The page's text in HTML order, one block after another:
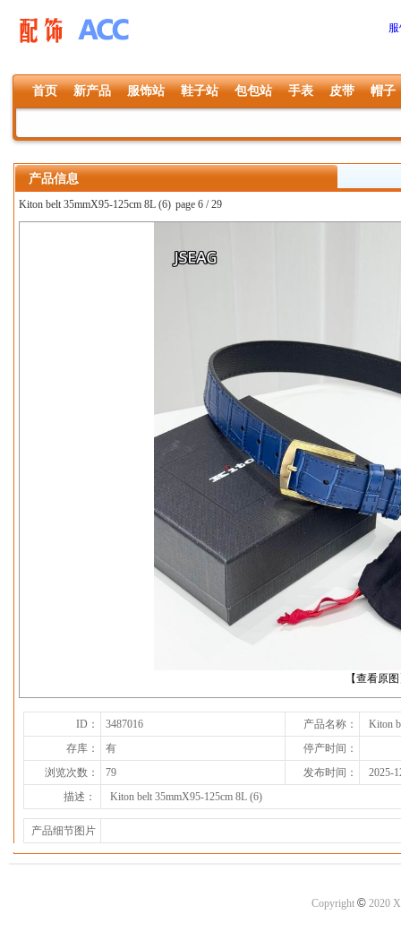
首页 新产品 服饰站 鞋子站 包包站 手表 皮带 帽子
产品信息
Kiton belt 35mmX95-125cm 8L (6) page 6 / 29
【查看原
ID： 3487016 产品名称：
Kiton
存库：
有
停产时间：
浏览次数：
79 发布时间：
2025-
描述：
Kiton belt 35mmX95-125cm 8L (6)
产品细节图片
Copyright ©2020